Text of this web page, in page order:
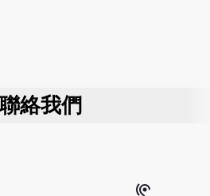
聯絡我們
hearing